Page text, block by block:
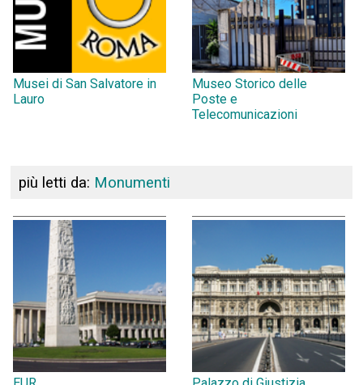
Musei di San Salvatore in
Lauro
Museo Storico delle
Poste e
Telecomunicazioni
più letti da: Monumenti